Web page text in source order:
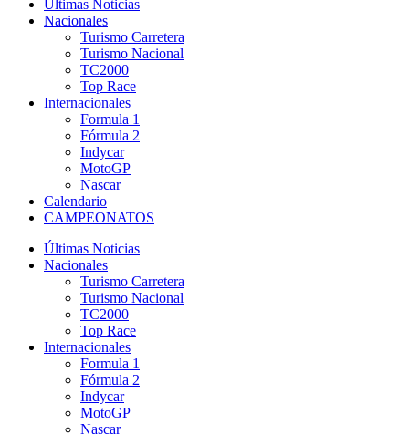
Últimas Noticias
Nacionales
Turismo Carretera
Turismo Nacional
TC2000
Top Race
Internacionales
Formula 1
Fórmula 2
Indycar
MotoGP
Nascar
Calendario
CAMPEONATOS
Últimas Noticias
Nacionales
Turismo Carretera
Turismo Nacional
TC2000
Top Race
Internacionales
Formula 1
Fórmula 2
Indycar
MotoGP
Nascar